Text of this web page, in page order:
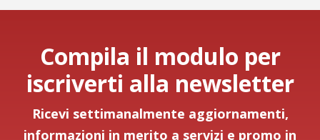
Compila il modulo per
iscriverti alla newsletter
Ricevi settimanalmente aggiornamenti,
informazioni in merito a servizi e promo in